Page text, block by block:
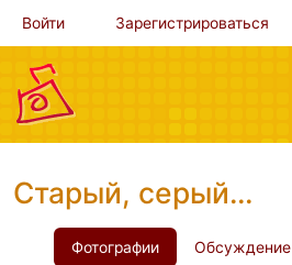
Войти Зарегистрироваться
Старый, серый…
Фотографии Обсуждение